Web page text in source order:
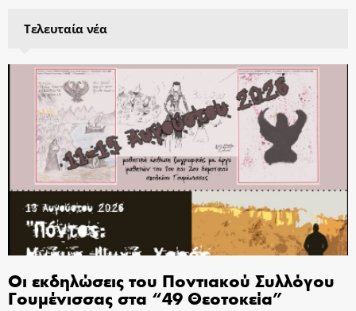
Τελευταία νέα
Οι εκδηλώσεις του Ποντιακού Συλλόγου
Γουμένισσας στα “49 Θεοτοκεία”